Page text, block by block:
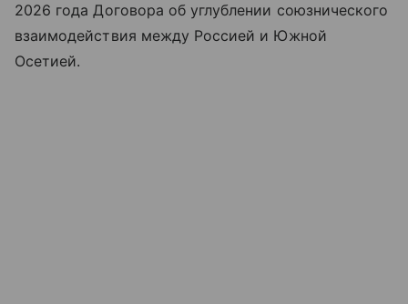
2026 года Договора об углублении союзнического
взаимодействия между Россией и Южной
Осетией.